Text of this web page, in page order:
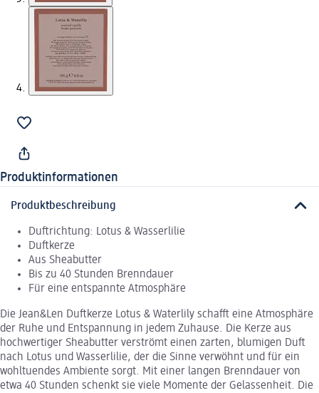
Produktinformationen
Produktbeschreibung
Duftrichtung: Lotus & Wasserlilie
Duftkerze
Aus Sheabutter
Bis zu 40 Stunden Brenndauer
Für eine entspannte Atmosphäre
Die Jean&Len Duftkerze Lotus & Waterlily schafft eine Atmosphäre
der Ruhe und Entspannung in jedem Zuhause. Die Kerze aus
hochwertiger Sheabutter verströmt einen zarten, blumigen Duft
nach Lotus und Wasserlilie, der die Sinne verwöhnt und für ein
wohltuendes Ambiente sorgt. Mit einer langen Brenndauer von
etwa 40 Stunden schenkt sie viele Momente der Gelassenheit. Die